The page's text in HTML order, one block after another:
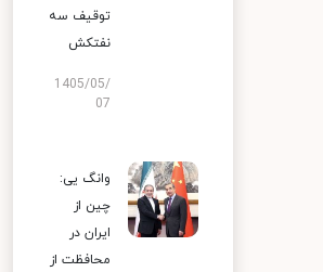
توقیف سه
نفتکش
1405/05/
07
وانگ یی:
چین از
ایران در
محافظت از